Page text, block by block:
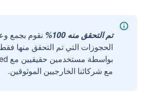
تم التحقق منه 100%
نقوم بجمع
الحجوزات التي تم التحقق منها
مع شركائنا الخارجيين الموثوقين.